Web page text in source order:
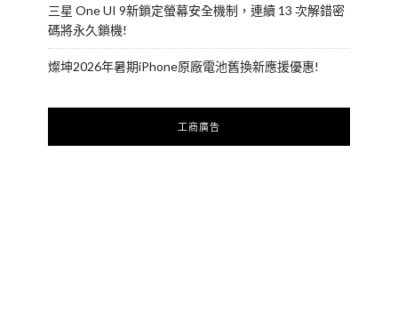
三星 One UI 9新鎖定螢幕安全機制，連續 13 次解錯密
碼將永久鎖機!
燦坤2026年暑期iPhone原廠電池舊換新應援優惠!
工商廣告